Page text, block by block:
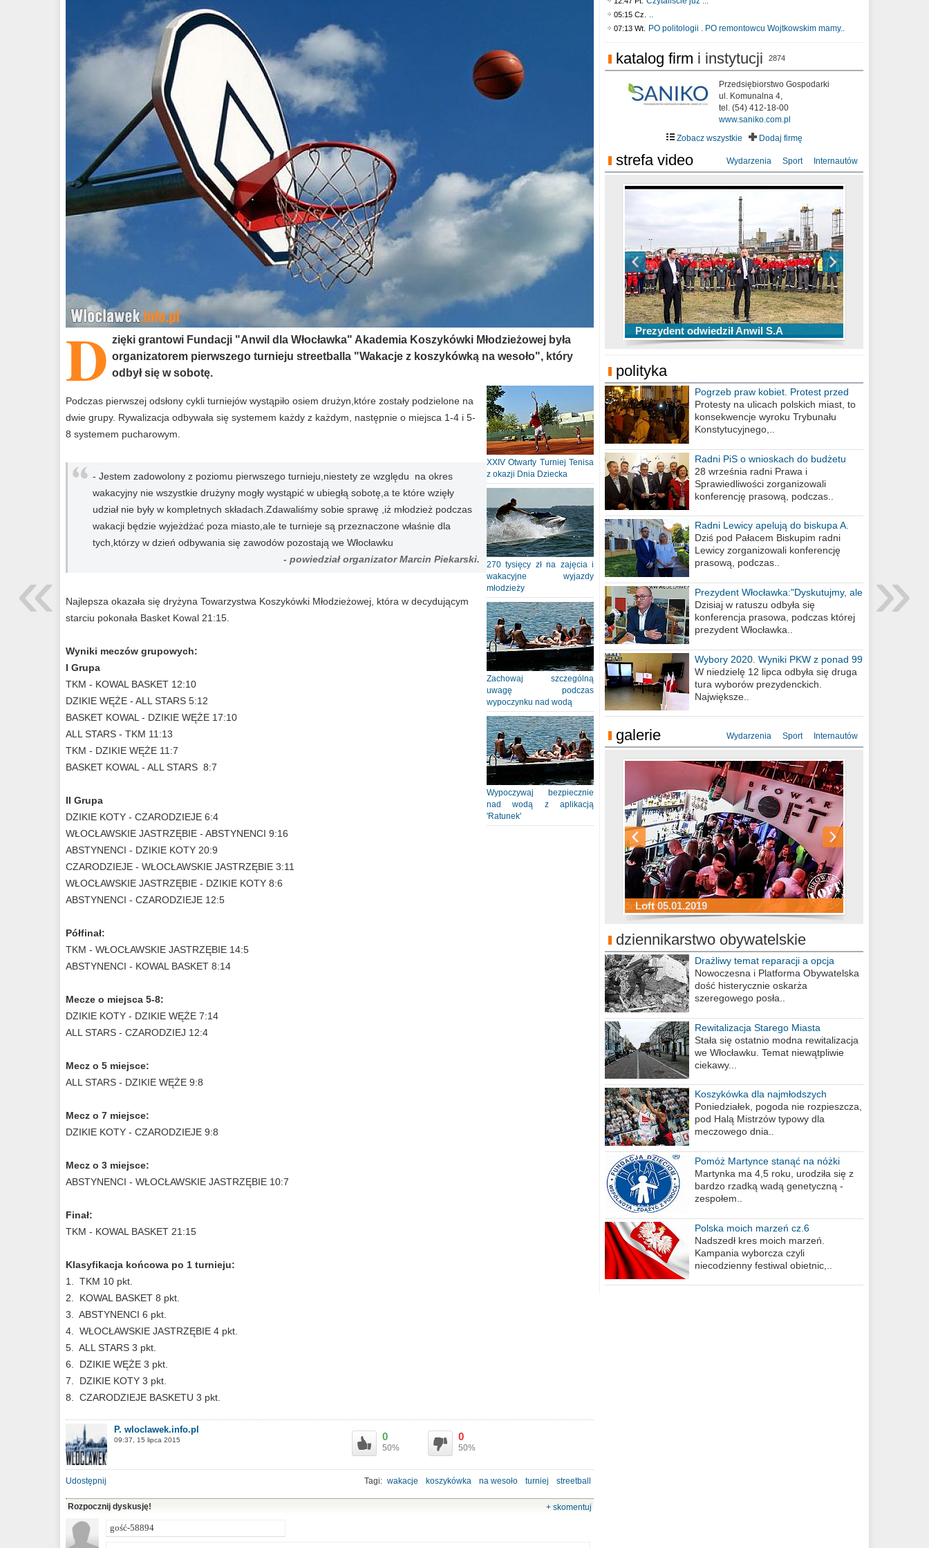
D zięki grantowi Fundacji "Anwil dla Włocławka" Akademia Koszykówki Młodzieżowej była
organizatorem pierwszego turnieju streetballa "Wakacje z koszykówką na wesoło", który
odbył się w sobotę.
XXIV Otwarty Turniej Tenisa
z okazji Dnia Dziecka
270 tysięcy zł na zajęcia i
wakacyjne wyjazdy
młodzieży
Zachowaj szczególną
uwagę podczas
wypoczynku nad wodą
Wypoczywaj bezpiecznie
nad wodą z aplikacją
'Ratunek'
Podczas pierwszej odsłony cykli turniejów wystąpiło osiem drużyn,które zostały podzielone na
dwie grupy. Rywalizacja odbywała się systemem każdy z każdym, następnie o miejsca 1-4 i 5-
8 systemem pucharowym.
- Jestem zadowolony z poziomu pierwszego turnieju,niestety ze względu na okres
wakacyjny nie wszystkie drużyny mogły wystąpić w ubiegłą sobotę,a te które wzięły
udział nie były w kompletnych składach.Zdawaliśmy sobie sprawę ,iż młodzież podczas
wakacji będzie wyjeżdżać poza miasto,ale te turnieje są przeznaczone właśnie dla
tych,którzy w dzień odbywania się zawodów pozostają we Włocławku
- powiedział organizator Marcin Piekarski.
Najlepsza okazała się dryżyna Towarzystwa Koszykówki Młodzieżowej, która w decydującym
starciu pokonała Basket Kowal 21:15.
Wyniki meczów grupowych:
I Grupa
TKM - KOWAL BASKET 12:10
DZIKIE WĘŻE - ALL STARS 5:12
BASKET KOWAL - DZIKIE WĘŻE 17:10
ALL STARS - TKM 11:13
TKM - DZIKIE WĘŻE 11:7
BASKET KOWAL - ALL STARS 8:7
II Grupa
DZIKIE KOTY - CZARODZIEJE 6:4
WŁOCŁAWSKIE JASTRZĘBIE - ABSTYNENCI 9:16
ABSTYNENCI - DZIKIE KOTY 20:9
CZARODZIEJE - WŁOCŁAWSKIE JASTRZĘBIE 3:11
WŁOCŁAWSKIE JASTRZĘBIE - DZIKIE KOTY 8:6
ABSTYNENCI - CZARODZIEJE 12:5
Półfinał:
TKM - WŁOCŁAWSKIE JASTRZĘBIE 14:5
ABSTYNENCI - KOWAL BASKET 8:14
Mecze o miejsca 5-8:
DZIKIE KOTY - DZIKIE WĘŻE 7:14
ALL STARS - CZARODZIEJ 12:4
Mecz o 5 miejsce:
ALL STARS - DZIKIE WĘŻE 9:8
Mecz o 7 miejsce:
DZIKIE KOTY - CZARODZIEJE 9:8
Mecz o 3 miejsce:
ABSTYNENCI - WŁOCŁAWSKIE JASTRZĘBIE 10:7
Finał:
TKM - KOWAL BASKET 21:15
Klasyfikacja końcowa po 1 turnieju:
1. TKM 10 pkt.
2. KOWAL BASKET 8 pkt.
3. ABSTYNENCI 6 pkt.
4. WŁOCŁAWSKIE JASTRZĘBIE 4 pkt.
5. ALL STARS 3 pkt.
6. DZIKIE WĘŻE 3 pkt.
7. DZIKIE KOTY 3 pkt.
8. CZARODZIEJE BASKETU 3 pkt.
P. wloclawek.info.pl
09:37, 15 lipca 2015 0
50%
0
50%
Udostępnij Tagi: wakacje koszykówka na wesoło turniej streetball
Rozpocznij dyskusję! + skomentuj
05:15 Cz. ..
07:13 Wt. PO politologii . PO remontowcu Wojtkowskim mamy..
katalog firm i instytucji 2874
Przedsiębiorstwo Gospodarki
ul. Komunalna 4,
tel. (54) 412-18-00
www.saniko.com.pl
Zobacz wszystkie
Dodaj firmę
strefa video Wydarzenia Sport Internautów
Prezydent odwiedził Anwil S.A
TOP 10 przechwytów Anwilu Włocławek
w EBL w sezonie 2019/2020
TOP 5 rzutów Anwilu Włocławek w BCL
w sezonie 2019/2020
Ni To Ponk - W oczach mamy strach
sixf33t .Last Year DRONE FOOTAGE
Włocławek
XXIII Sesja Rady Miasta Włocławek VIII
kadencji w dniu 09.06.2020 r.
polityka
Pogrzeb praw kobiet. Protest przed
biurem poselskim PiS
Protesty na ulicach polskich miast, to
konsekwencje wyroku Trybunału
Konstytucyjnego,..
Radni PiS o wnioskach do budżetu
miasta na 2021 rok
28 września radni Prawa i
Sprawiedliwości zorganizowali
konferencję prasową, podczas..
Radni Lewicy apelują do biskupa A.
Wiesława Meringa
Dziś pod Pałacem Biskupim radni
Lewicy zorganizowali konferencję
prasową, podczas..
Prezydent Włocławka:"Dyskutujmy, ale
nie obrażajmy się”
Dzisiaj w ratuszu odbyła się
konferencja prasowa, podczas której
prezydent Włocławka..
Wybory 2020. Wyniki PKW z ponad 99
procent obwodów
W niedzielę 12 lipca odbyła się druga
tura wyborów prezydenckich.
Największe..
galerie Wydarzenia Sport Internautów
Loft 05.01.2019
Sylwester Podgrodzie 31.12.2018
Sylwester Pensjonat Michelin 31.12.2018
Sylwester Hotel Młyn 31.12.2018
Sylwester Miejski 31.12.2018
Sylwester Loft 31.12.2018
dziennikarstwo obywatelskie
Drażliwy temat reparacji a opcja
berlińska
Nowoczesna i Platforma Obywatelska
dość histerycznie oskarża
szeregowego posła..
Rewitalizacja Starego Miasta
Stała się ostatnio modna rewitalizacja
we Włocławku. Temat niewątpliwie
ciekawy...
Koszykówka dla najmłodszych
Poniedziałek, pogoda nie rozpieszcza,
pod Halą Mistrzów typowy dla
meczowego dnia..
Pomóż Martynce stanąć na nóżki
Martynka ma 4,5 roku, urodziła się z
bardzo rzadką wadą genetyczną -
zespołem..
Polska moich marzeń cz.6
Nadszedł kres moich marzeń.
Kampania wyborcza czyli
niecodzienny festiwal obietnic,..
»
«